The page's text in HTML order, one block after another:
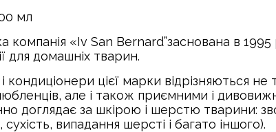
мл
компанія «Iv San Bernard”заснована в
для домашніх тварин.
кондиціонери цієї марки відрізняються
але і також приємними і
доглядає за шкірою і шерстю тварини:
сухість, випадання шерсті і багато іншого).